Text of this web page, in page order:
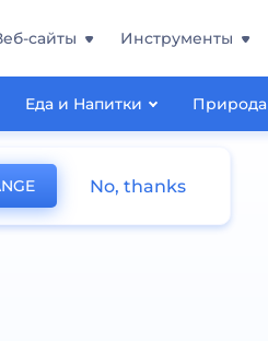
Еда и Напитки Природа
сайты Инструменты
No, thanks